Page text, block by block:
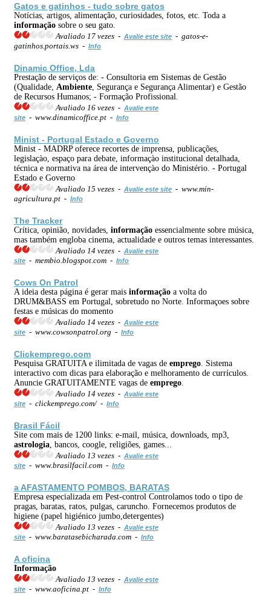
Gatos e gatinhos - tudo sobre gatos
Notícias, artigos, alimentação, curiosidades, fotos, etc. Toda a
informação sobre o seu gato.
Avaliado 17 vezes - Avalie este site - gatos-e-
gatinhos.portais.ws - Info
Dinamic Office, Lda
Prestação de serviços de: - Consultoria em Sistemas de Gestão
(Qualidade, Ambiente , Segurança e Segurança Alimentar) e Gestão
de Recursos Humanos; - Formação Profissional.
Avaliado 16 vezes - Avalie este
site - www.dinamicoffice.pt - Info
Minist - Portugal Estado e Governo
Minist - MADRP oferece recortes de imprensa, publicações,
legislaçào, espaço para debate, informaçào institucional detalhada,
técnica e normativa na área de intervençào do Ministério. - Portugal
Estado e Governo
Avaliado 15 vezes - Avalie este site - www.min-
agricultura.pt - Info
The Tracker
Crítica, opinião, novidades, informação essencialmente sobre música,
mas também engloba cinema, actualidade e outros temas interessantes.
Avaliado 14 vezes - Avalie este
site - membio.blogspot.com - Info
Cows On Patrol
A ideia desta página é gerar mais informação a volta do
DRUM&BASS em Portugal, sobretudo no Norte. Informaçoes sobre
festas e músicas do momento
Avaliado 14 vezes - Avalie este
site - www.cowsonpatrol.org - Info
Clickemprego.com
Pesquisa GRATUITA e ilimitada de vagas de emprego . Sistema
interactivo com dicas para elaboração e melhoramento de currículos.
Anuncie GRATUITAMENTE vagas de emprego
Avaliado 14 vezes - Avalie este
site - clickemprego.com/ - Info
Brasil Fácil
Site com mais de 1200 links: e-mail, música, downloads, mp3,
astrologia , bancos, coogle, religiões, games...
Avaliado 13 vezes - Avalie este
site - www.brasilfacil.com - Info
a AFASTAMENTO POMBOS, BARATAS
Empresa especializada em Pest-control Controlamos todo o tipo de
pragas, baratas, ratos, pulgas, caruncho. Fornecemos produtos de
higiene (papel higiénico jumbo,detergentes)
Avaliado 13 vezes - Avalie este
site - www.baratasebicharada.com - Info
A oficina
Informação
Avaliado 13 vezes - Avalie este
site - www.aoficina.pt - Info